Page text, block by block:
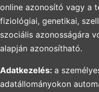
online azonosító vagy a
fiziológiai, genetikai,
szociális azonosságára
alapján azonosítható.
Adatkezelés: a
adatállományokon